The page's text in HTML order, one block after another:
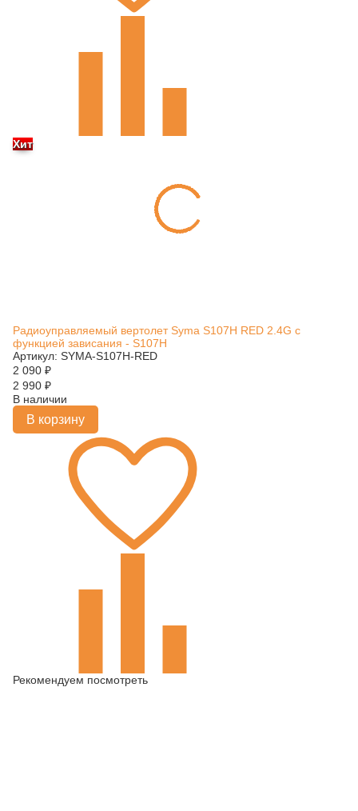
Хит
Радиоуправляемый вертолет Syma S107H RED 2.4G с
функцией зависания - S107H
Артикул: SYMA-S107H-RED
2 090 ₽
2 990 ₽
В наличии
В корзину
Рекомендуем посмотреть